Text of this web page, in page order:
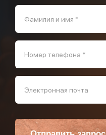
Фамилия и имя *
Номер телефона *
Электронная почта